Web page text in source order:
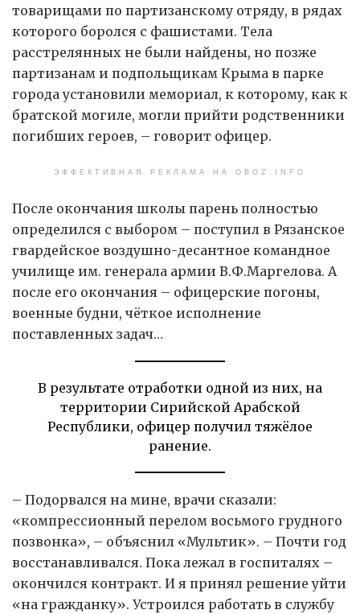
товарищами по партизанскому отряду, в рядах
которого боролся с фашистами. Тела
расстрелянных не были найдены, но позже
партизанам и подпольщикам Крыма в парке
города установили мемориал, к которому, как к
братской могиле, могли прийти родственники
погибших героев, – говорит офицер.
ЭФФЕКТИВНАЯ РЕКЛАМА НА OBOZ.INFO
После окончания школы парень полностью
определился с выбором – поступил в Рязанское
гвардейское воздушно-десантное командное
училище им. генерала армии В.Ф.Маргелова. А
после его окончания – офицерские погоны,
военные будни, чёткое исполнение
поставленных задач…
В результате отработки одной из них, на
территории Сирийской Арабской
Республики, офицер получил тяжёлое
ранение.
– Подорвался на мине, врачи сказали:
«компрессионный перелом восьмого грудного
позвонка», – объяснил «Мультик». – Почти год
восстанавливался. Пока лежал в госпиталях –
окончился контракт. И я принял решение уйти
«на гражданку». Устроился работать в службу